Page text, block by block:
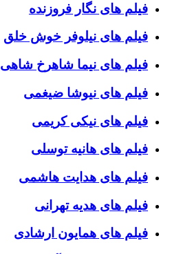
فیلم های نگار فروزنده
فیلم های نیلوفر خوش خلق
فیلم های نیما شاهرخ شاهی
فیلم های نیوشا ضیغمی
فیلم های نیکی کریمی
فیلم های هانیه توسلی
فیلم های هدایت هاشمی
فیلم های هدیه تهرانی
فیلم های همایون ارشادی